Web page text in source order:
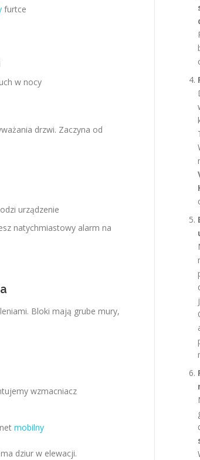
furtce
w nocy
drzwi. Zaczyna od
urządzenie
natychmiastowy alarm na
Bloki mają grube mury,
wzmacniacz
mobilny
dziur w elewacji.